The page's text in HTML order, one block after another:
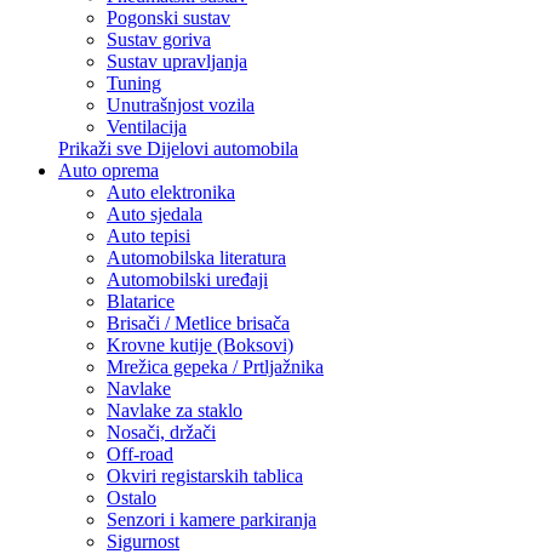
Pogonski sustav
Sustav goriva
Sustav upravljanja
Tuning
Unutrašnjost vozila
Ventilacija
Prikaži sve Dijelovi automobila
Auto oprema
Auto elektronika
Auto sjedala
Auto tepisi
Automobilska literatura
Automobilski uređaji
Blatarice
Brisači / Metlice brisača
Krovne kutije (Boksovi)
Mrežica gepeka / Prtljažnika
Navlake
Navlake za staklo
Nosači, držači
Off-road
Okviri registarskih tablica
Ostalo
Senzori i kamere parkiranja
Sigurnost